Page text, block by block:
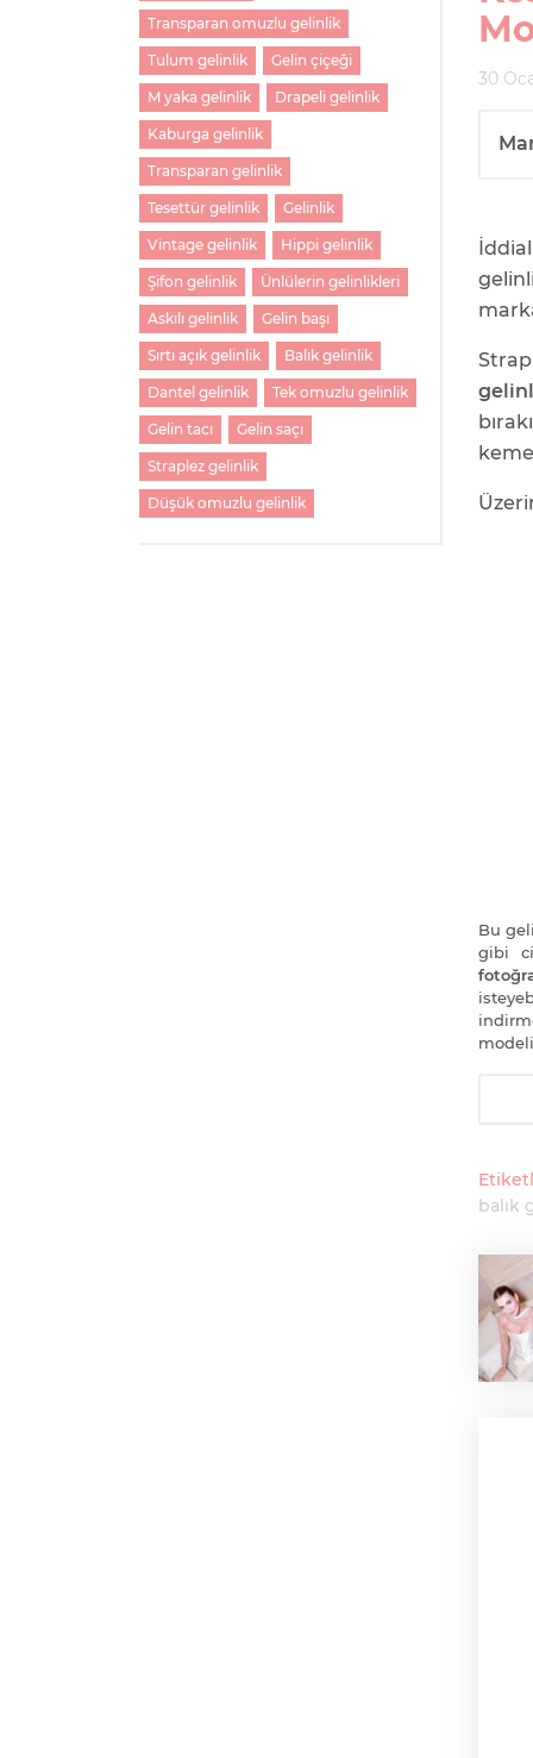
Transparan omuzlu gelinlik
Tulum gelinlik Gelin çiçeği
M yaka gelinlik Drapeli gelinlik
Kaburga gelinlik
Transparan gelinlik
Tesettür gelinlik Gelinlik
Vintage gelinlik Hippi gelinlik
Şifon gelinlik Ünlülerin gelinlikleri
Askılı gelinlik Gelin başı
Sırtı açık gelinlik Balık gelinlik
Dantel gelinlik Tek omuzlu gelinlik
Gelin tacı Gelin saçı
Straplez gelinlik
Düşük omuzlu gelinlik
30
Bu
gibi
balık